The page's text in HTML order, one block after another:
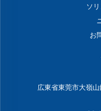
ソ
お
広東省東莞市大嶺